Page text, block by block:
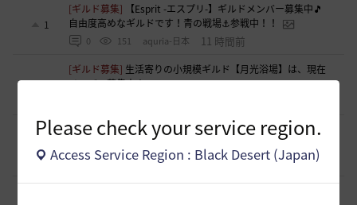
Please check your service region.
Access Service Region : Black Desert (Japan)
1
[ギルド募集]
【Esprit -エスプリ-】ギルドメンバー募集中🎵
自由度高めなギルドです！青の戦場⚓参戦中！！
0 151 aquria-日本 11 時間前
0
[ギルド募集] 生活寄りの小規模ギルド【月光浴場】は、現在
メンバー募集中！
[ギルド募集]ほのぼの生活ギルド「天狐もふもふ」メンバー
募集中です(〃･ω･ﾉ)ﾉ 💕
0 179 まっしろくろすけ 13 時間前